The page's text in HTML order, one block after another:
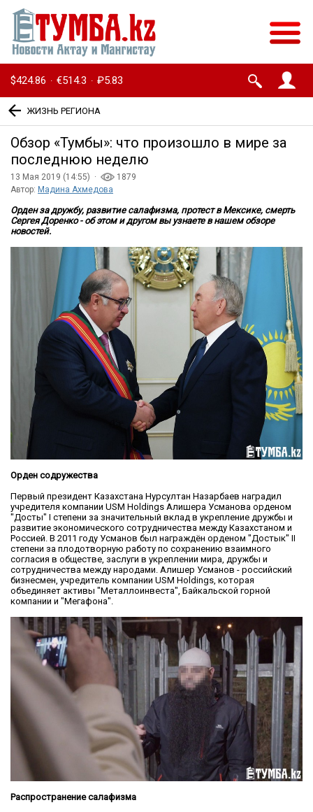
$424.86 · €514.3 · ₽5.83
ЖИЗНЬ РЕГИОНА
Обзор «Тумбы»: что произошло в мире за
последнюю неделю
13 Мая 2019 (14:55) ·
1879
Автор: Мадина Ахмедова
Орден за дружбу, развитие салафизма, протест в Мексике, смерть
Сергея Доренко - об этом и другом вы узнаете в нашем обзоре
новостей.
Орден содружества
Первый президент Казахстана Нурсултан Назарбаев наградил
учредителя компании USM Holdings Алишера Усманова орденом
"Достық" I степени за значительный вклад в укрепление дружбы и
развитие экономического сотрудничества между Казахстаном и
Россией. В 2011 году Усманов был награждён орденом "Достык" II
степени за плодотворную работу по сохранению взаимного
согласия в обществе, заслуги в укреплении мира, дружбы и
сотрудничества между народами. Алишер Усманов - российский
бизнесмен, учредитель компании USM Holdings, которая
объединяет активы "Металлоинвеста", Байкальской горной
компании и "Мегафона".
Распространение салафизма